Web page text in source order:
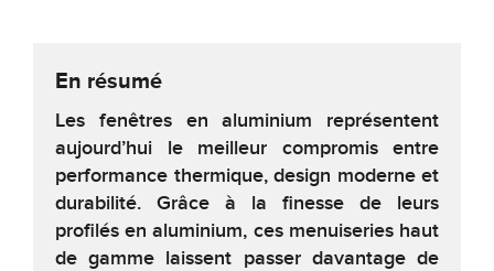
En résumé
Les fenêtres en aluminium représentent
aujourd’hui le meilleur compromis entre
performance thermique, design moderne et
durabilité. Grâce à la finesse de leurs
profilés en aluminium, ces menuiseries haut
de gamme laissent passer davantage de